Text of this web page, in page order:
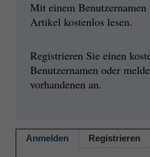
Mit einem Benutzernamen
Artikel kostenlos lesen.
Registrieren Sie einen
Benutzernamen oder
vorhandenen an.
Anmelden Registrieren